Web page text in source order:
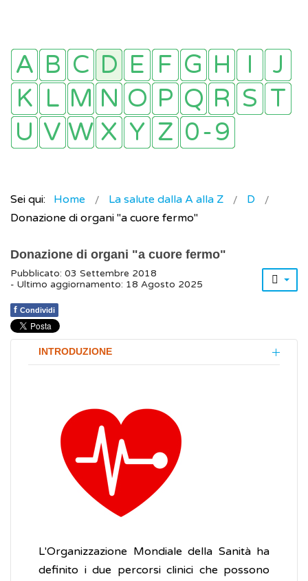
Sei qui: Home La salute dalla A alla Z
D
Donazione di organi "a cuore fermo"
Donazione di organi "a cuore fermo"
Pubblicato: 03 Settembre 2018
- Ultimo aggiornamento: 18 Agosto 2025
f Condividi
INTRODUZIONE
L'Organizzazione Mondiale della Sanità ha
definito i due percorsi clinici che possono